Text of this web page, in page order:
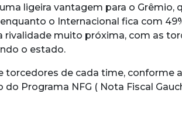
ligeira vantagem para o Grêmio,
enquanto o Internacional fica com
rivalidade muito próxima, com as
o estado.
torcedores de cada time, conforme
Programa NFG ( Nota Fiscal